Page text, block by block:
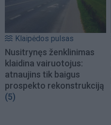
Klaipėdos pulsas
Nusitrynęs ženklinimas
klaidina vairuotojus:
atnaujins tik baigus
prospekto rekonstrukciją
(5)